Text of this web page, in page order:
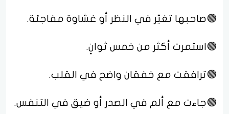
🟢صاحبها تغيّر في النظر أو غشاوة مفاجئة.
🟢استمرت أكثر من خمس ثوانٍ.
🟢ترافقت مع خفقان واضح في القلب.
🟢جاءت مع ألم في الصدر أو ضيق في التنفس.